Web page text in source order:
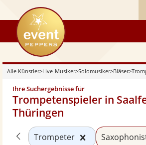
eventpeppers
Alle Künstler>Live-Musiker>Solomusiker>Bläser>
Ihre Suchergebnisse für
Trompetenspieler in
Thüringen
Zurück zu «Bläser»
Trompeter Kategorie